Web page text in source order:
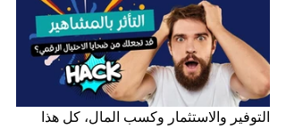
التوفير والاستثمار وكسب المال، كل هذا